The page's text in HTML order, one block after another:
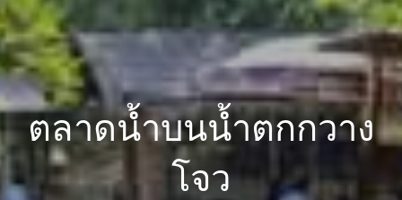
ตลาดน้ำบนน้ำตกกวาง
โจว